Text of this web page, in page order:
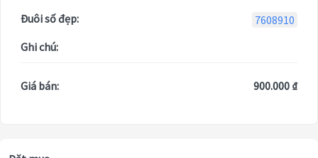
Đuôi số đẹp:
7608910
Ghi chú:
Giá bán: 900.000 ₫